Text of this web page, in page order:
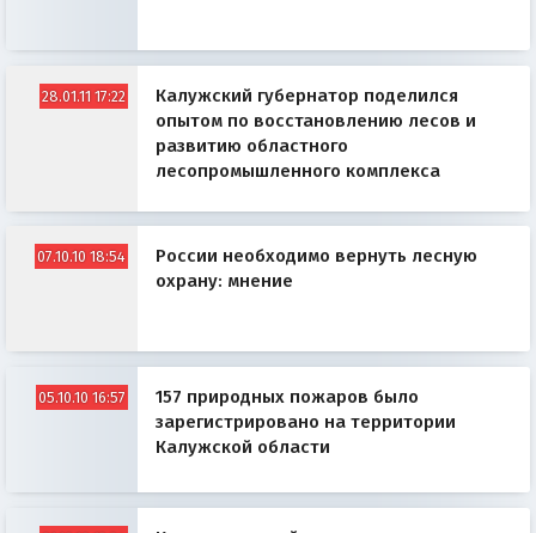
28.01.11 17:22
Калужский губернатор поделился
опытом по восстановлению лесов и
развитию областного
лесопромышленного комплекса
07.10.10 18:54
России необходимо вернуть лесную
охрану: мнение
05.10.10 16:57
157 природных пожаров было
зарегистрировано на территории
Калужской области